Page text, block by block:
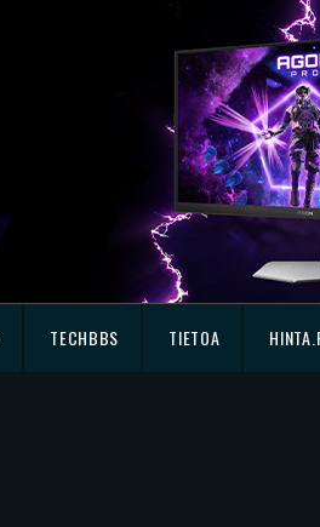
TECHBBS TIETOA